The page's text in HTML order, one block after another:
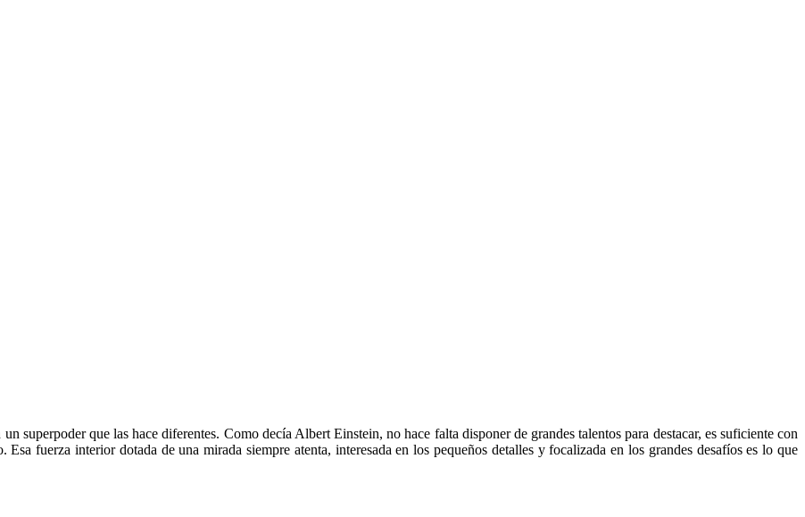
un superpoder que las hace diferentes. Como decía Albert Einstein, no hace falta disponer de grandes talentos para destacar, es suficiente con
Esa fuerza interior dotada de una mirada siempre atenta, interesada en los pequeños detalles y focalizada en los grandes desafíos es lo que